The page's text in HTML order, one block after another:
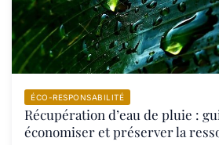
ÉCO-RESPONSABILITÉ
Récupération d’eau de pluie :
économiser et préserver la